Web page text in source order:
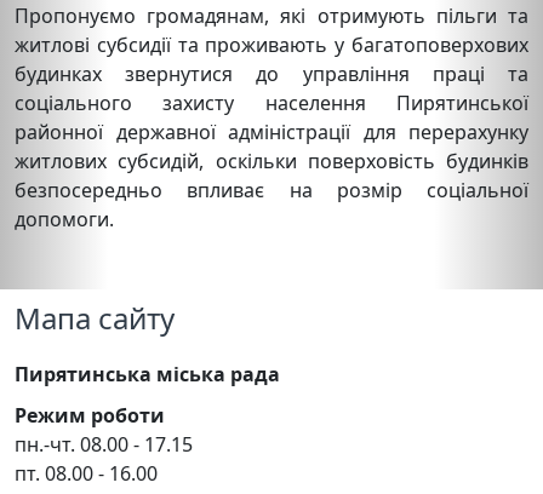
Пропонуємо громадянам, які отримують пільги та
житлові субсидії та проживають у багатоповерхових
будинках звернутися до управління праці та
соціального захисту населення Пирятинської
районної державної адміністрації для перерахунку
житлових субсидій, оскільки поверховість будинків
безпосередньо впливає на розмір соціальної
допомоги.
Мапа сайту
Пирятинська міська рада
Режим роботи
пн.-чт. 08.00 - 17.15
пт. 08.00 - 16.00